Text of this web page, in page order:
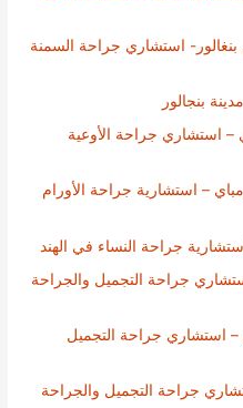
بنغالور- استشاري جراحة السمنة
– استشاري جراحة الأوعية
– استشارية جراحة الأورام
جراحة النساء في الهند
جراحة التجميل والجراحة
– استشاري جراحة التجميل
جراحة التجميل والجراحة